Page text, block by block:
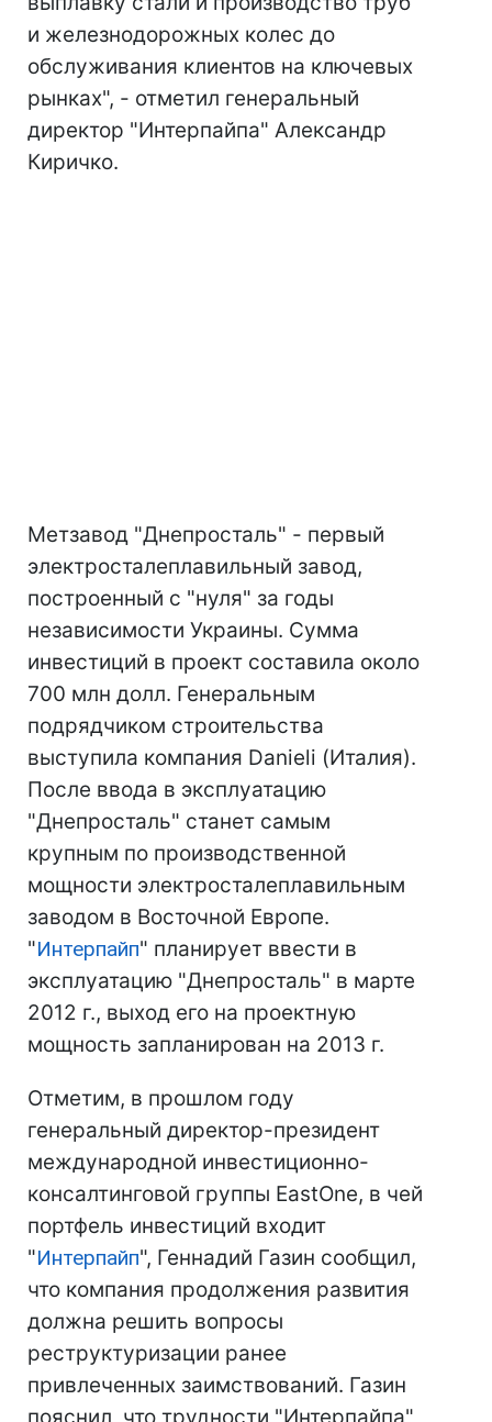
и железнодорожных колес до
обслуживания клиентов на ключевых
рынках", - отметил генеральный
директор "Интерпайпа" Александр
Киричко.
Метзавод "Днепросталь" - первый
электросталеплавильный завод,
построенный с "нуля" за годы
независимости Украины. Сумма
инвестиций в проект составила около
700 млн долл. Генеральным
подрядчиком строительства
выступила компания Danieli (Италия).
После ввода в эксплуатацию
"Днепросталь" станет самым
крупным по производственной
мощности электросталеплавильным
заводом в Восточной Европе.
"Интерпайп" планирует ввести в
эксплуатацию "Днепросталь" в марте
2012 г., выход его на проектную
мощность запланирован на 2013 г.
Отметим, в прошлом году
генеральный директор-президент
международной инвестиционно-
консалтинговой группы EastOne, в чей
портфель инвестиций входит
"Интерпайп", Геннадий Газин сообщил,
что компания продолжения развития
должна решить вопросы
реструктуризации ранее
привлеченных заимствований. Газин